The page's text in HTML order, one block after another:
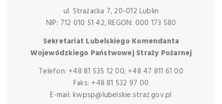
ul. Strażacka 7, 20-012 Lublin
NIP: 712 010 51 42, REGON: 000 173 580
Sekretariat Lubelskiego Komendanta
Wojewódzkiego Państwowej Straży Pożarnej
Telefon: +48 81 535 12 00; +48 47 811 61 00
Faks: +48 81 532 97 00
E-mail: kwpsp@lubelskie.straz.gov.pl